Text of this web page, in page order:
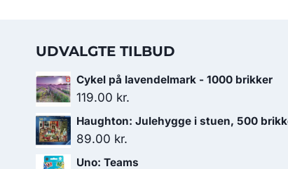
UDVALGTE TILBUD
Cykel på lavendelmark - 1000 brikker
119.00 kr.
Haughton: Julehygge i stuen, 500
89.00 kr.
Uno: Teams